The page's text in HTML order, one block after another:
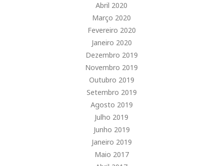
Abril 2020
Março 2020
Fevereiro 2020
Janeiro 2020
Dezembro 2019
Novembro 2019
Outubro 2019
Setembro 2019
Agosto 2019
Julho 2019
Junho 2019
Janeiro 2019
Maio 2017